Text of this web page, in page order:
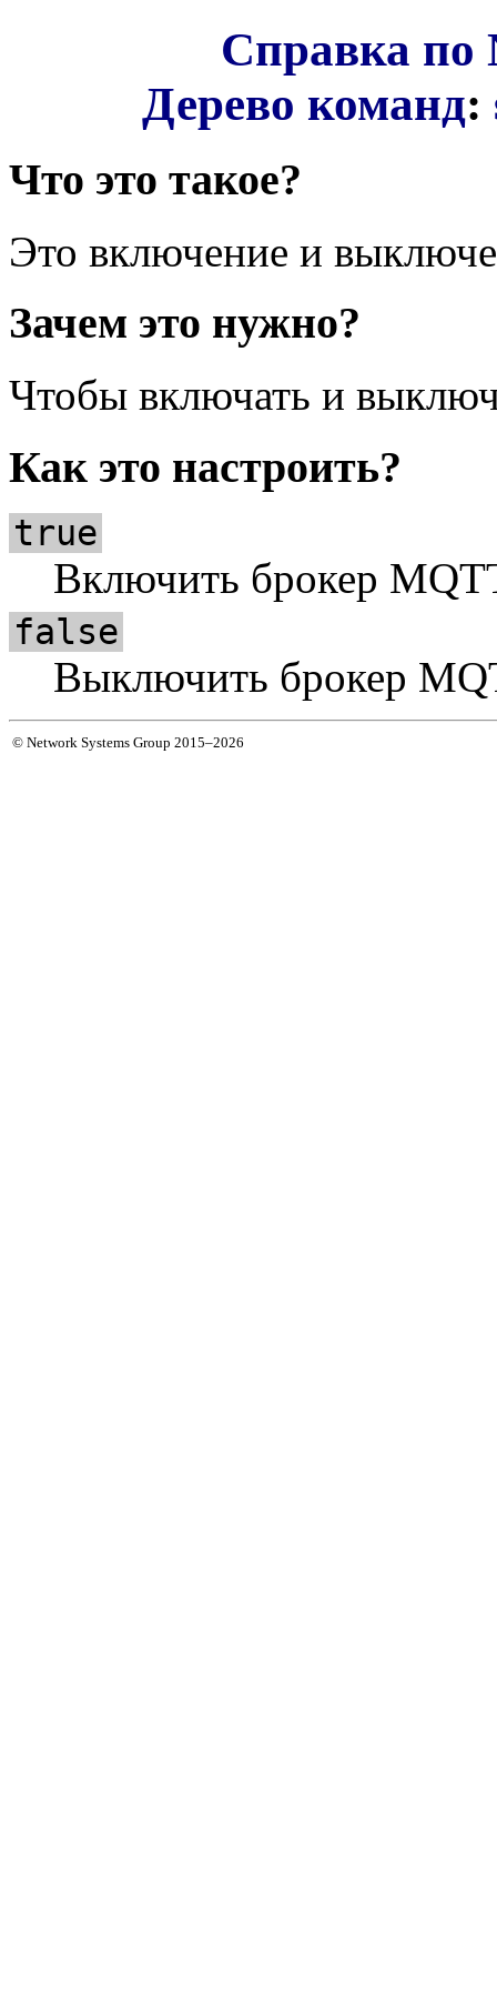
Справка по
Дерево команд:
Что это такое?
Это включение и
Зачем это нужно?
Чтобы включать и
Как это настроить?
true
Включить брокер
false
Выключить брокер
© Network Systems Group 2015–2026